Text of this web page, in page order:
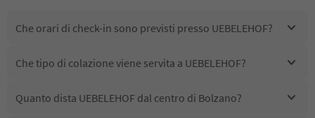
Che orari di check-in sono previsti presso UEBELEHOF?
Che tipo di colazione viene servita a UEBELEHOF?
Quanto dista UEBELEHOF dal centro di Bolzano?